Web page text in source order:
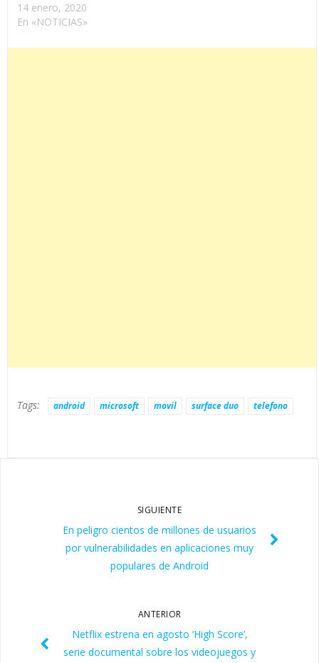
14 enero, 2020
En «NOTICIAS»
Tags: android microsoft movil surface duo telefono
SIGUIENTE
En peligro cientos de millones de usuarios
por vulnerabilidades en aplicaciones muy
populares de Android
ANTERIOR
Netflix estrena en agosto ‘High Score’,
serie documental sobre los videojuegos y